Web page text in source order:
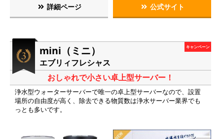
詳細ページ 公式サイト
mini（ミニ）
エブリィフレシャス
キャンペーン
おしゃれで小さい卓上型サーバー！
浄水型ウォーターサーバーで唯一の卓上型サーバーなので、設置
場所の自由度が高く、除去できる物質数は浄水サーバー業界でも
っとも多いです。